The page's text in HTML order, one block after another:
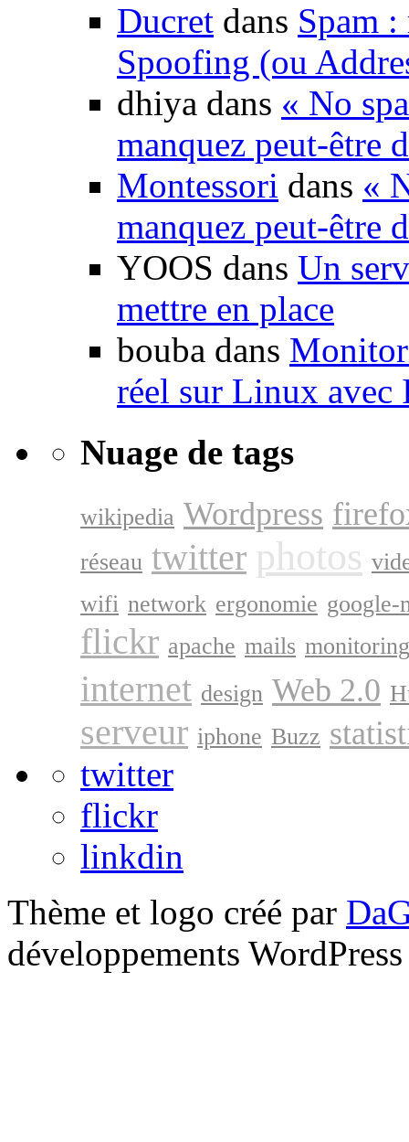
Ducret dans Spam :
Spoofing (ou
dhiya dans « No
manquez peut-être
Montessori dans «
manquez peut-être
YOOS dans Un
mettre en place
bouba dans
réel sur Linux avec
Nuage de tags
wikipedia Wordpress
réseau twitter photos
wifi network ergonomie google-
flickr apache mails monitoring
internet design Web 2.0
serveur iphone Buzz
twitter
flickr
linkdin
Thème et logo créé par
développements